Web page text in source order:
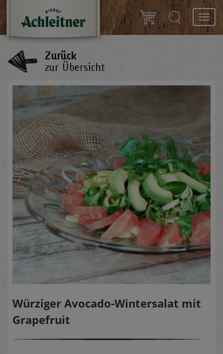
Zurück
zur Übersicht
Würziger Avocado-Wintersalat mit
Grapefruit